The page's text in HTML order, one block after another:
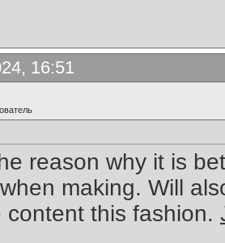
16:51
reason why it is
making. Will
content this fashion.